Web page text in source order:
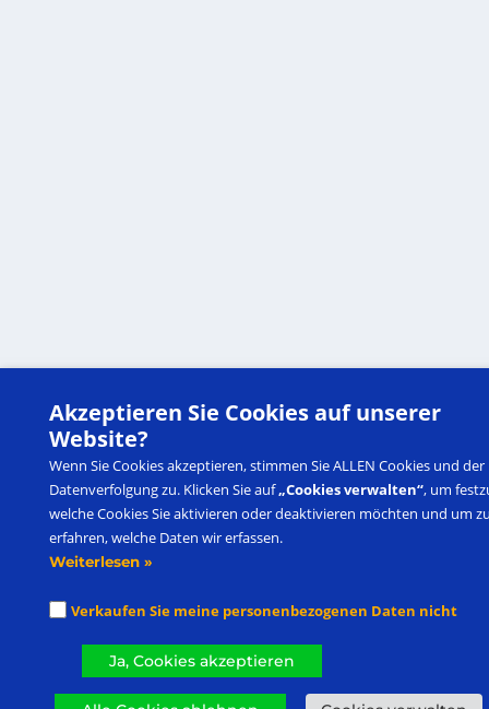
Akzeptieren Sie Cookies auf unserer
Website?
Wenn Sie Cookies akzeptieren, stimmen Sie ALLEN Cookies und der
Datenverfolgung zu. Klicken Sie auf„Cookies verwalten“, um
welche Cookies Sie aktivieren oder deaktivieren möchten und um
erfahren, welche Daten wir erfassen.
Weiterlesen »
Verkaufen Sie meine personenbezogenen Daten nicht
Ja, Cookies akzeptieren